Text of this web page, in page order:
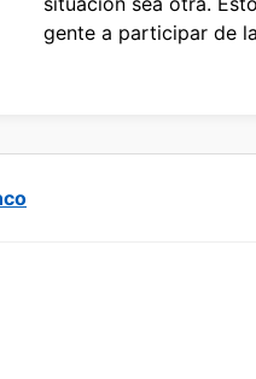
gente a participar de